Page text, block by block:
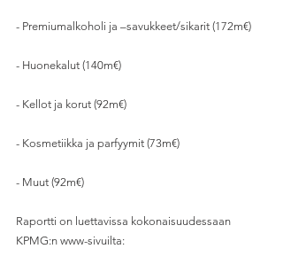
- Premiumalkoholi ja –savukkeet/sikarit (172m€)
- Huonekalut (140m€)
- Kellot ja korut (92m€)
- Kosmetiikka ja parfyymit (73m€)
- Muut (92m€)
Raportti on luettavissa kokonaisuudessaan
KPMG:n www-sivuilta: